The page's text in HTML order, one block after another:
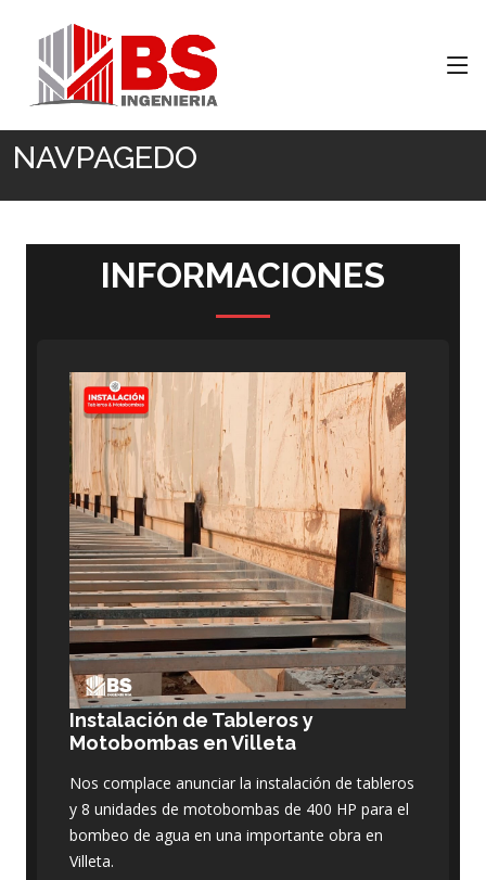
NAVPAGEDO
INFORMACIONES
Instalación de Tableros y
Motobombas en Villeta
Nos complace anunciar la instalación de tableros
y 8 unidades de motobombas de 400 HP para el
bombeo de agua en una importante obra en
Villeta.